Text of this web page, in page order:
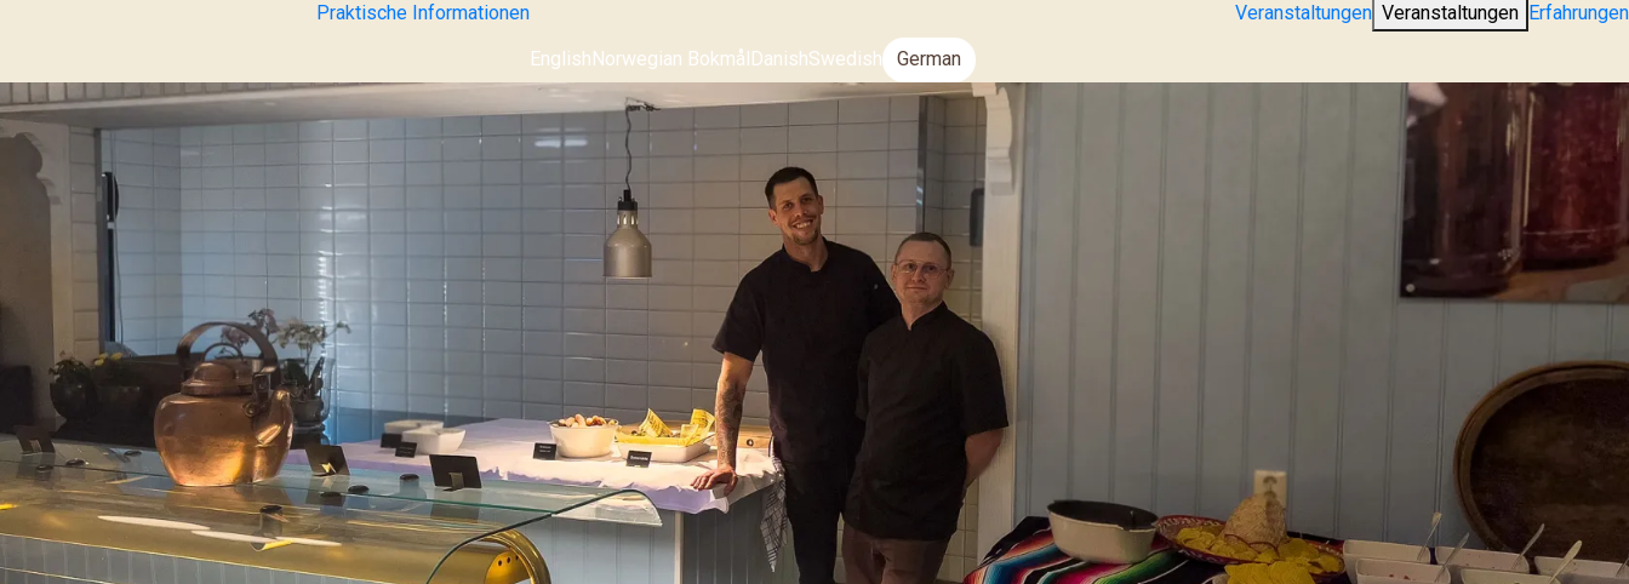
Praktische Informationen Veranstaltungen Veranstaltungen Erfahrungen
Sprache ändern:
English Norwegian Bokmål DanishSwedish German